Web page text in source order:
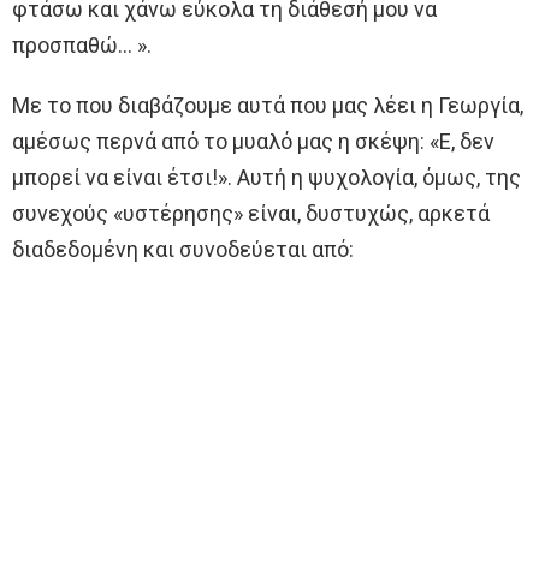
φτάσω και χάνω εύκολα τη διάθεσή μου να
προσπαθώ… ».
Με το που διαβάζουμε αυτά που μας λέει η Γεωργία,
αμέσως περνά από το μυαλό μας η σκέψη: «Ε, δεν
μπορεί να είναι έτσι!». Αυτή η ψυχολογία, όμως, της
συνεχούς «υστέρησης» είναι, δυστυχώς, αρκετά
διαδεδομένη και συνοδεύεται από: